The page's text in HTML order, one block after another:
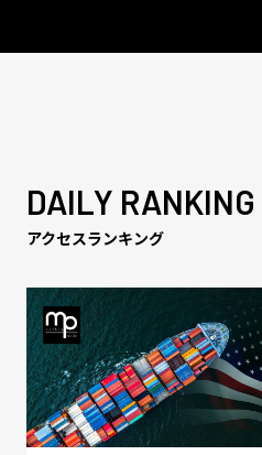
セミナー ・ 記事
セミナー
記事
リクルート
DAILY RANKING
アクセスランキング